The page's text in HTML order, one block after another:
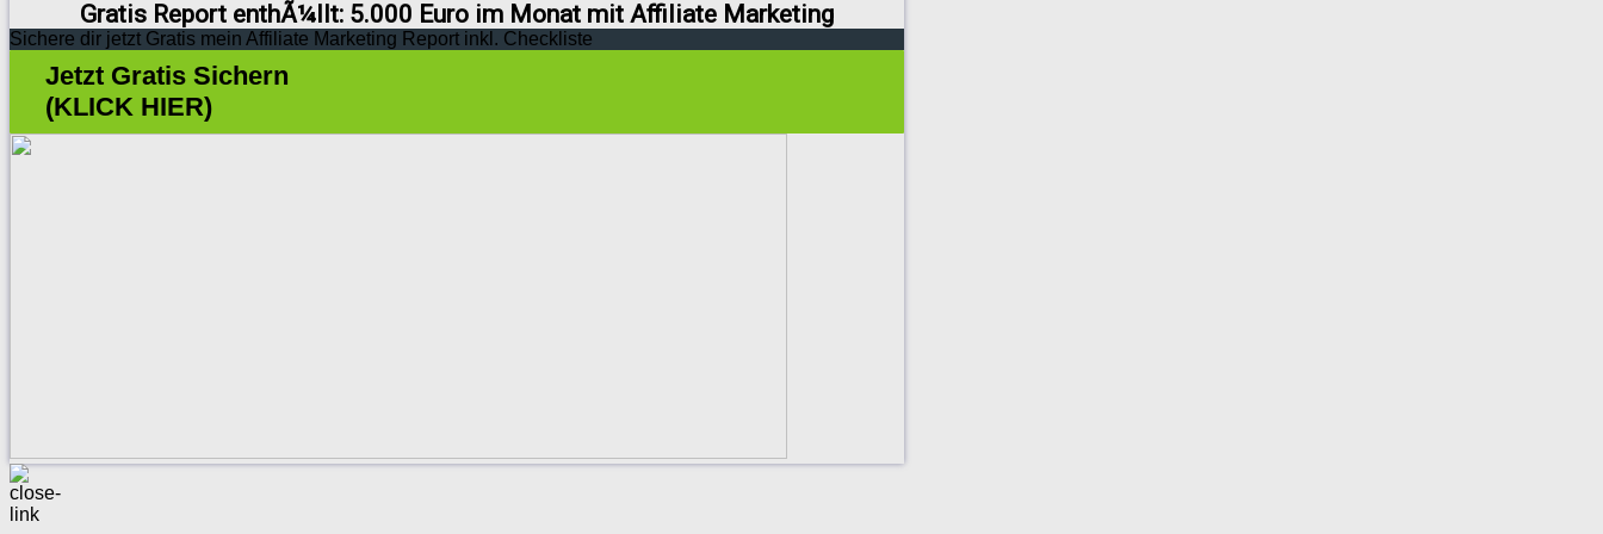
Gratis Report enthÃ¼llt: 5.000 Euro im Monat mit Affiliate Marketing
Sichere dir jetzt Gratis mein Affiliate Marketing Report inkl. Checkliste
Jetzt Gratis Sichern
(KLICK HIER)